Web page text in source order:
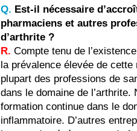
Q. Est-il nécessaire
pharmaciens et autres
d’arthrite ?
R. Compte tenu de
la prévalence élevée de
plupart des professions de
dans le domaine de
formation continue dans le
inflammatoire. D’autres